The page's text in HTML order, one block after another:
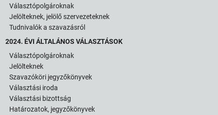
Választópolgároknak
Jelölteknek, jelölő szervezeteknek
Tudnivalók a szavazásról
2024. ÉVI ÁLTALÁNOS VÁLASZTÁSOK
Választópolgároknak
Jelölteknek
Szavazóköri jegyzőkönyvek
Választási iroda
Választási bizottság
Határozatok, jegyzőkönyvek